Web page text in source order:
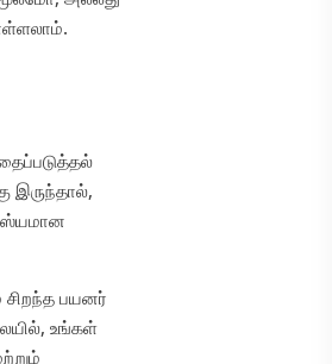
இருந்தால்,
சிறந்த பயனர்
உங்கள்